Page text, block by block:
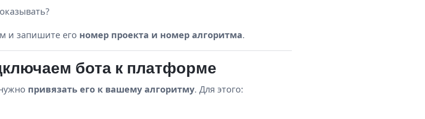
и запишите его номер проекта и номер алгоритма.
бота к платформе
привязать его к вашему алгоритму. Для этого: